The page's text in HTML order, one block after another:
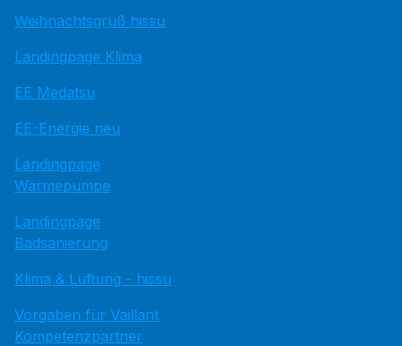
Weihnachtsgruß hissu
Landingpage Klima
EE Medatsu
EE-Energie neu
Landingpage
Wärmepumpe
Landingpage
Badsanierung
Klima & Lüftung - hissu
Vorgaben für Vaillant
Kompetenzpartner